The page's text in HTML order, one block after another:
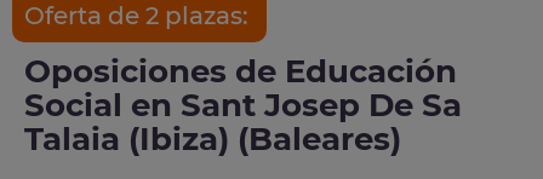
Oferta de 2 plazas:
Oposiciones de Educación
Social en Sant Josep De Sa
Talaia (Ibiza) (Baleares)